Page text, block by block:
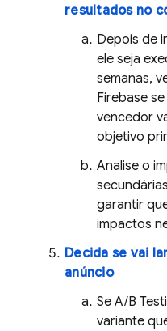
resultados no
Depois de
ele seja
semanas,
Firebase
vencedor
objetivo
Analise o
garantir
impactos
Decida se vai
anúncio
Se A/B
variante